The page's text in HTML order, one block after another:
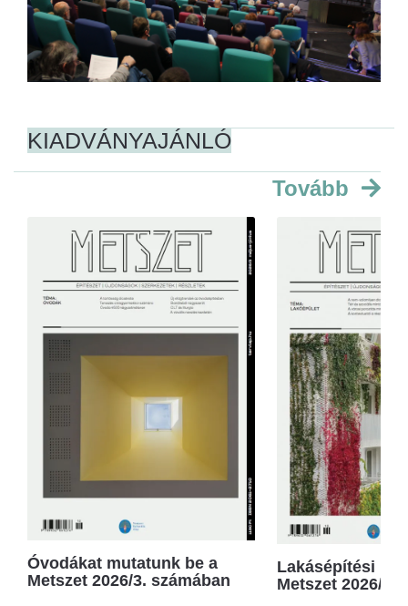
KIADVÁNYAJÁNLÓ
Tovább
Óvodákat mutatunk be a
Metszet 2026/3. számában
Lakásépítési
Metszet 2026/2.